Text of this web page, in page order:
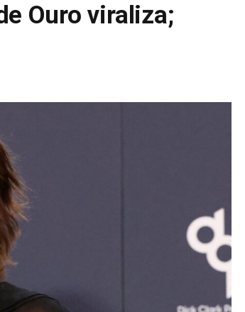
Ouro viraliza;